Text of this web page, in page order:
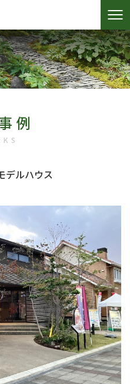
例
ルハウス